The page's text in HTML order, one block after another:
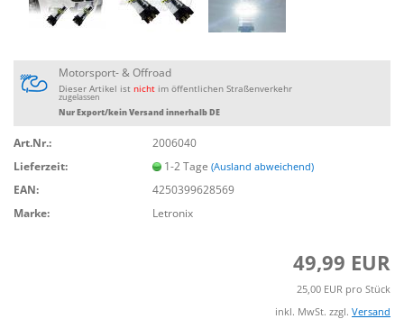
Art.Nr.:
2006040
Lieferzeit:
1-2 Tage(Ausland abweichend)
EAN:
4250399628569
Marke:
Letronix
Motorsport- & Offroad
Dieser Artikel ist nicht im öffentlichen Straßenverkehr
zugelassen
Nur Export/kein Versand innerhalb DE
49,99 EUR
25,00 EUR pro Stück
inkl. MwSt. zzgl. Versand